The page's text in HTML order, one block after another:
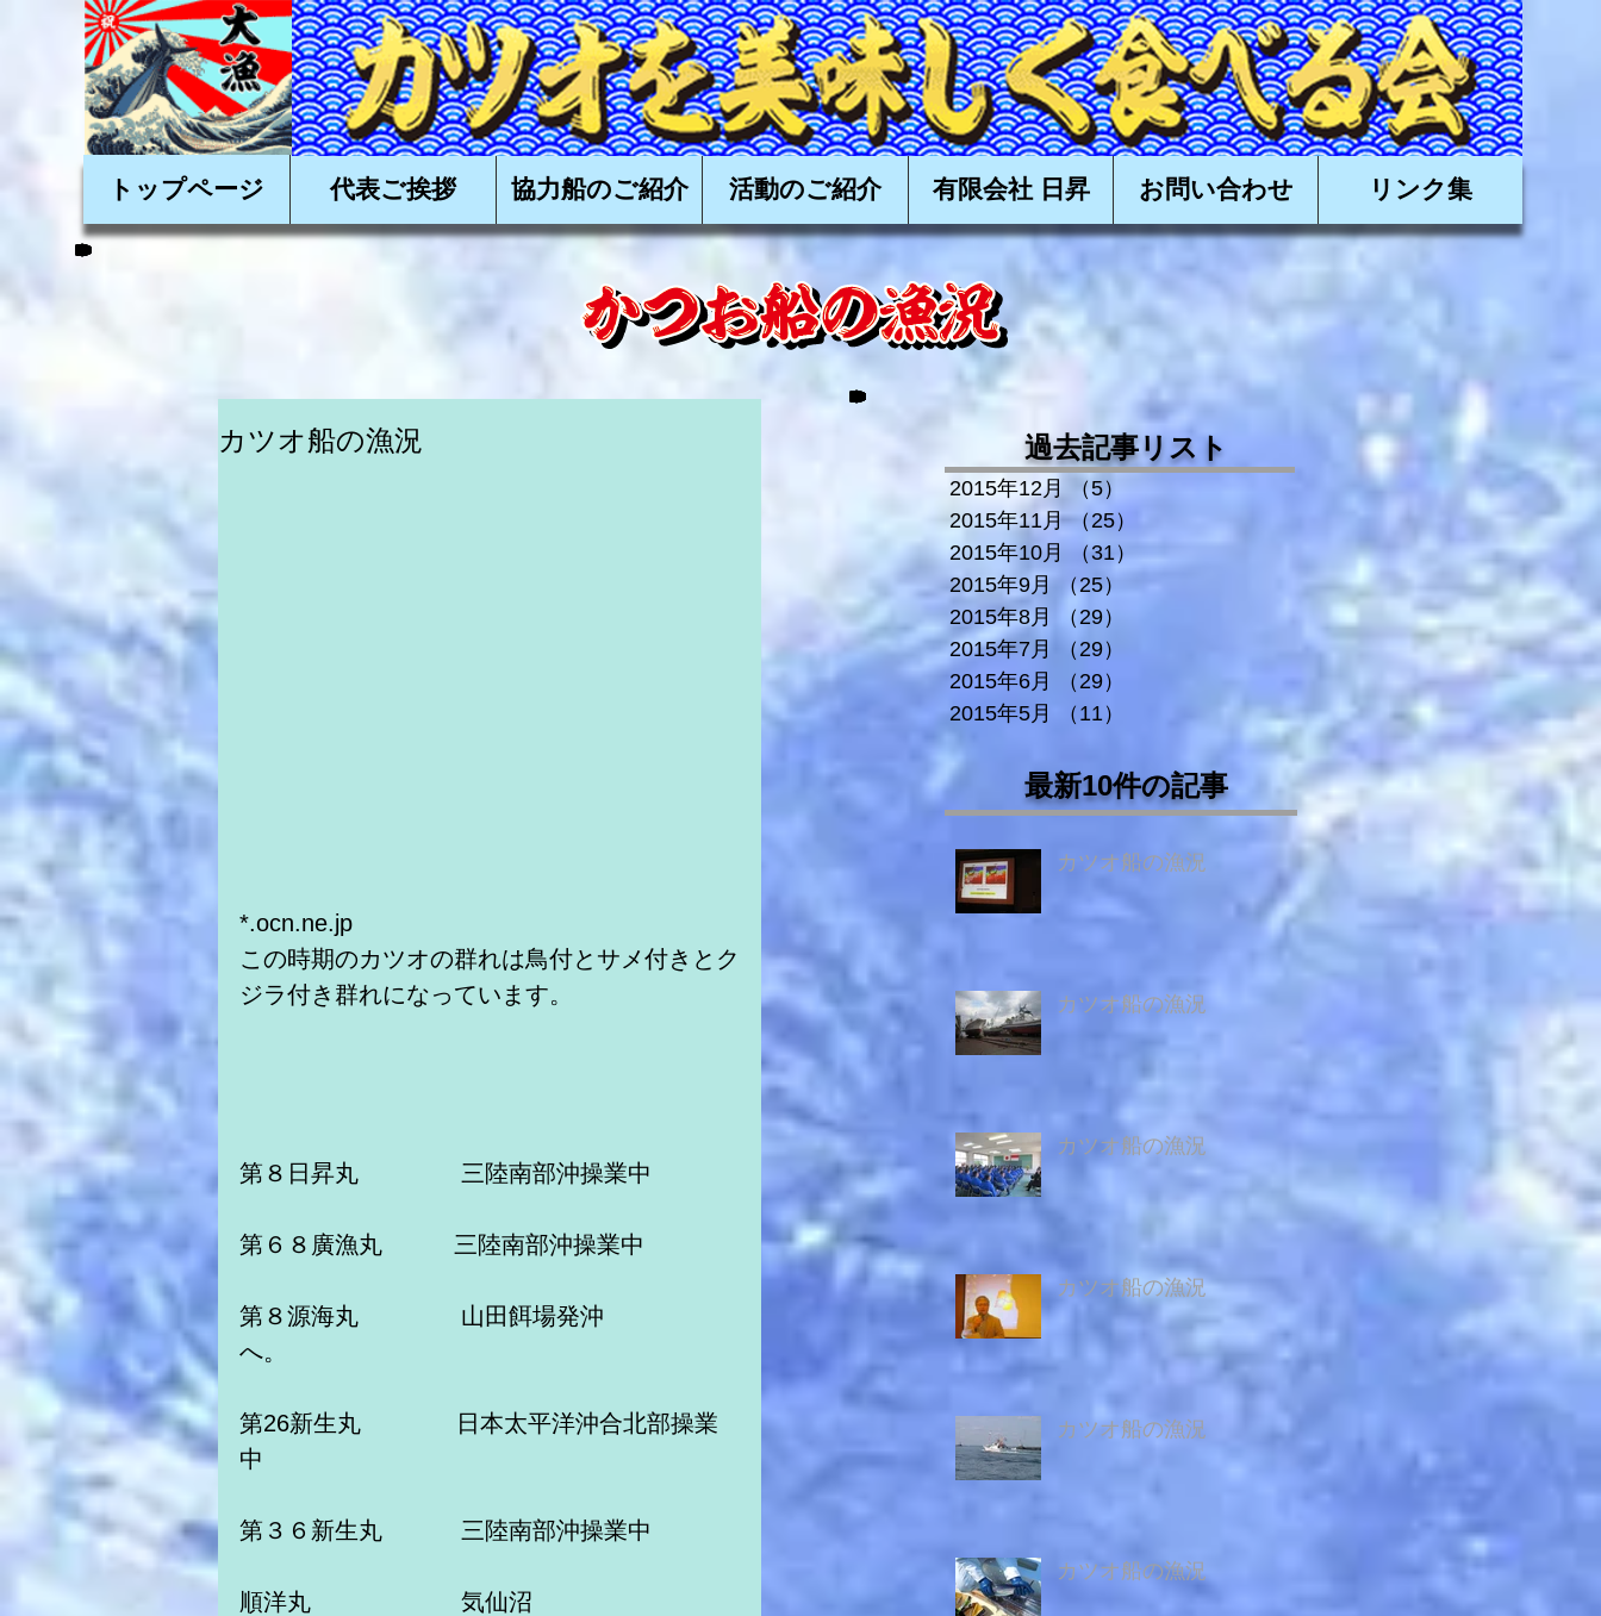
かかつおを美味しく食べる会,かつお,カツオ,鰹,一本釣り,かつお一本釣り,カツオ一本釣り,鰹一本釣り,タタキ,漁,購入,高知,土佐,戻り鰹,上り鰹,丸ごと,有限会社日昇,近海かつお,近海カツオ,かつお船,カツオ船
トップページ 代表ご挨拶 協力船のご紹介 活動のご紹介 有限会社 日昇 お問い合わせ リンク集
過去記事リスト
2015年12月 （5）
2015年11月 （25）
2015年10月
（31）
2015年9月
（25）
2015年8月
（29）
2015年7月
（29）
2015年6月
（29）
2015年5月
（11）
最新10件の記事
カツオ船の漁況
カツオ船の漁況
カツオ船の漁況
カツオ船の漁況
カツオ船の漁況
カツオ船の漁況
カツオ船の漁況
*.ocn.ne.jp
この時期のカツオの群れは鳥付とサメ付きとク
ジラ付き群れになっています。
第８日昇丸　　　　 三陸南部沖操業中
第６８廣漁丸　　　三陸南部沖操業中
第８源海丸　　　 　山田餌場発沖
へ。
第26新生丸　　　　日本太平洋沖合北部操業
中
第３６新生丸　　　 三陸南部沖操業中
順洋丸　　　　　 　気仙沼